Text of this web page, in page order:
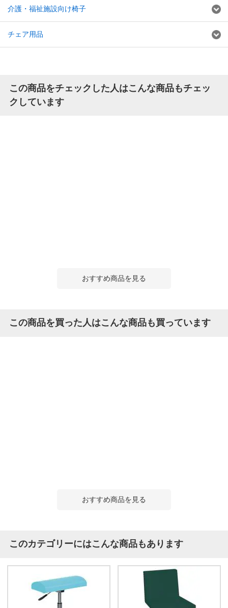
介護・福祉施設向け椅子
チェア用品
この商品をチェックした人はこんな商品もチェッ
クしています
おすすめ商品を見る
この商品を買った人はこんな商品も買っています
おすすめ商品を見る
このカテゴリーにはこんな商品もあります